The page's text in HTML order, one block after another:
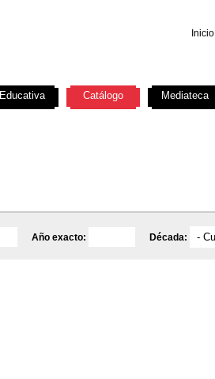
Inicio
Año exacto: Década:
Educativa Catálogo Mediateca